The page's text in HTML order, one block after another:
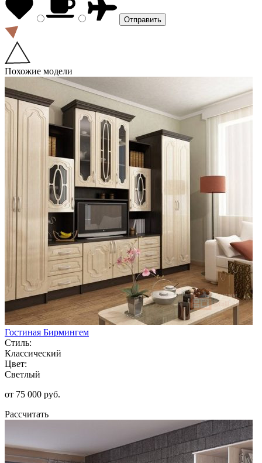
Похожие модели
Гостиная Бирмингем
Стиль:
Классический
Цвет:
Светлый
от 75 000 руб.
Рассчитать